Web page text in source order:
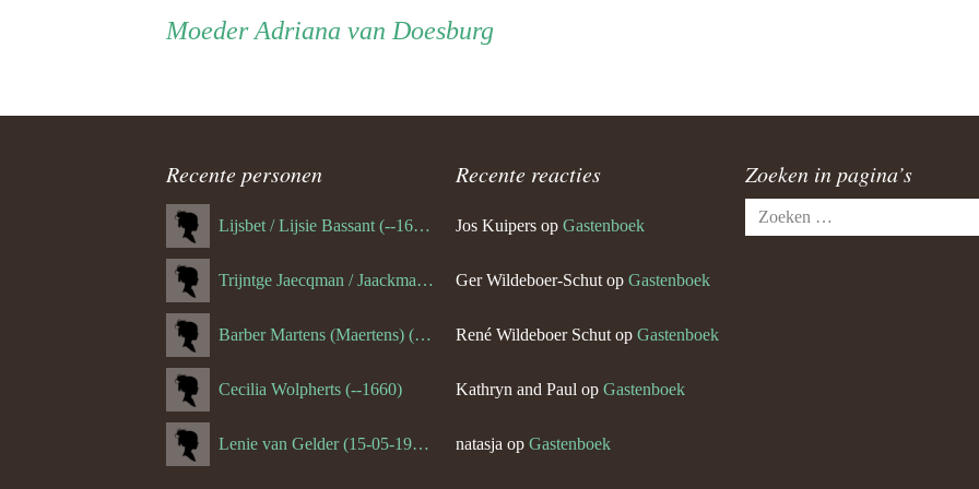
Persoon
ouder
navigatie
Moeder Moeder
Adriana van Doesburg
Recente personen
Lijsbet / Lijsie Bassant (--1687)
Trijntge Jaecqman / Jaackman (--1651)
Barber Martens (Maertens) (--1658)
Cecilia Wolpherts (--1660)
Lenie van Gelder (15-05-1970)
Recente reacties
Jos Kuipers op Gastenboek
Ger Wildeboer-Schut op Gastenboek
René Wildeboer Schut op Gastenboek
Kathryn and Paul op Gastenboek
natasja op Gastenboek
Zoeken in pagina’s
Zoeken
naar: